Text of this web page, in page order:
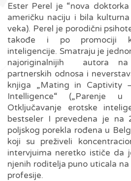
Ester Perel je “nova
američku naciju i bila
veka). Perel je porodični
takođe i po promociji
inteligencije. Smatraju je
najoriginalnijih autora
partnerskih odnosa i
knjiga „Mating in Captivity
Intelligence“ („Parenje
Otključavanje erotske
bestseler I prevedena je na
poljskog porekla rođena u
koji su preživeli
intervjuima neretko ističe da
njenih roditelja puno uticala
profesije.